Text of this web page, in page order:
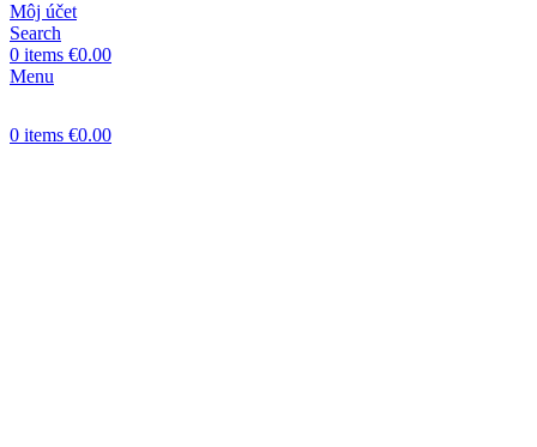
Môj účet
Search
0 items €0.00
Menu
0 items €0.00